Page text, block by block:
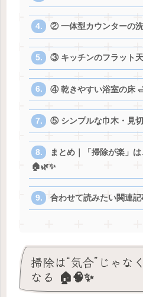
② 一体型カウンターの
③ キッチンのフラット
④ 乾きやすい浴室の床
⑤ シンプルな巾木・見切
まとめ｜「掃除が楽」
🏠🌿✨
合わせて読みたい関連記
掃除は“気合”じゃな
なる 🏠🧠✨